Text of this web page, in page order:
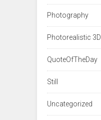
Photography
Photorealistic 3D
QuoteOfTheDay
Still
Uncategorized